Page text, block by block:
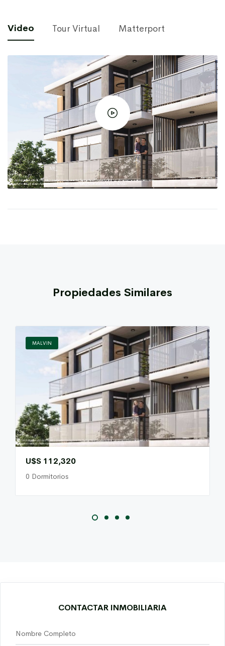
Video Tour Virtual Matterport
Propiedades Similares
MALVI­N
U$S 112,320
0 Dormitorios
CONTACTAR INMOBILIARIA